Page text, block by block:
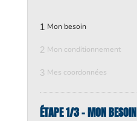
1 Mon besoin
2 Mon conditionnement
3 Mes coordonnées
ÉTAPE 1/3 - MON BESOIN